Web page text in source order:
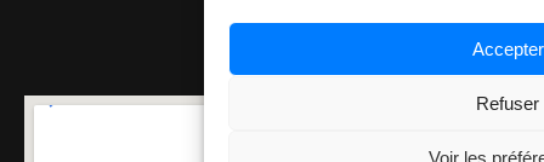
Accepter
Refuser
Voir les